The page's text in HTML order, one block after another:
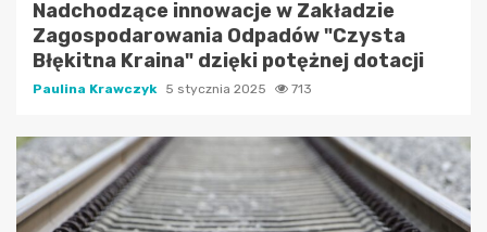
Nadchodzące innowacje w Zakładzie
Zagospodarowania Odpadów "Czysta
Błękitna Kraina" dzięki potężnej dotacji
Paulina Krawczyk 5 stycznia 2025 713